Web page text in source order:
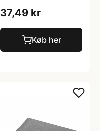
37,49 kr
Køb her